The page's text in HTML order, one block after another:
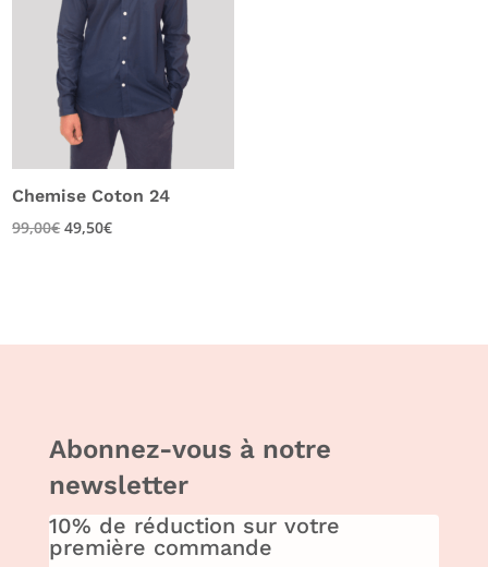
Chemise Coton 24
99,00€ 49,50€
Abonnez-vous à notre
newsletter
10% de réduction sur votre
première commande